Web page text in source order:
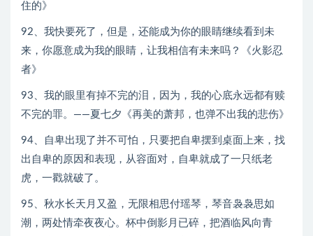
住的》
92、我快要死了，但是，还能成为你的眼睛继续看到未
来，你愿意成为我的眼睛，让我相信有未来吗？《火影忍
者》
93、我的眼里有掉不完的泪，因为，我的心底永远都有赎
不完的罪。——夏七夕《再美的萧邦，也弹不出我的悲伤》
94、自卑出现了并不可怕，只要把自卑摆到桌面上来，找
出自卑的原因和表现，从容面对，自卑就成了一只纸老
虎，一戳就破了。
95、秋水长天月又盈，无限相思付瑶琴，琴音袅袅思如
潮，两处情牵夜夜心。杯中倒影月已碎，把酒临风向青